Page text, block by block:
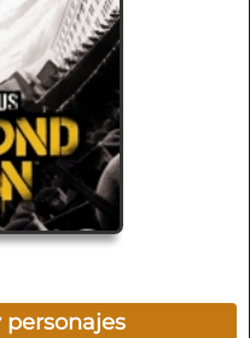
personajes